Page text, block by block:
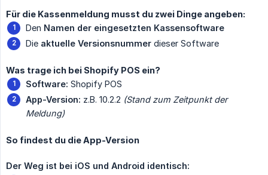
Für die Kassenmeldung musst du zwei Dinge angeben:
Den Namen der eingesetzten Kassensoftware
Die aktuelle Versionsnummer dieser Software
Was trage ich bei Shopify POS ein?
Software: Shopify POS
App-Version: z.B. 10.2.2 (Stand zum Zeitpunkt der
Meldung)
So findest du die App-Version
Der Weg ist bei iOS und Android identisch: